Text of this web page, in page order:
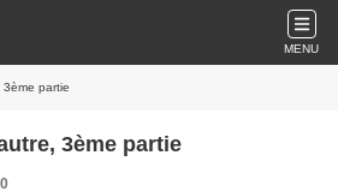
MENU
3ème partie
3ème partie